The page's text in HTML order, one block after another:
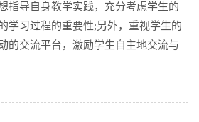
指导自身教学实践，充分考虑学生的
学习过程的重要性;另外，重视学生的
的交流平台，激励学生自主地交流与